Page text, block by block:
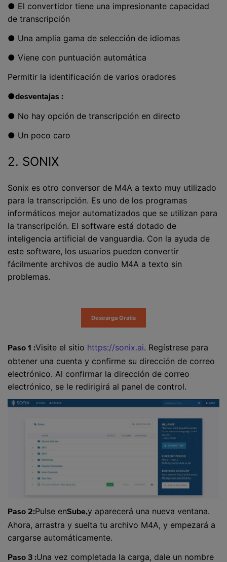
● El convertidor tiene una impresionante capacidad
de transcripción
● Una amplia gama de selección de idiomas
● Viene con puntuación automática
Permitir la identificación de varios oradores
●desventajas :
● No hay opción de transcripción en directo
● Un poco caro
2. SONIX
Sonix es otro conversor de M4A a texto muy utilizado
para la transcripción. Es uno de los programas
informáticos mejor automatizados que se utilizan para
la transcripción. El software está dotado de
inteligencia artificial de vanguardia. Con la ayuda de
este software, los usuarios pueden convertir
fácilmente archivos de audio M4A a texto sin
problemas.
Descarga Gratis
Paso 1 :Visite el sitio https://sonix.ai. Regístrese para
obtener una cuenta y confirme su dirección de correo
electrónico. Al confirmar la dirección de correo
electrónico, se le redirigirá al panel de control.
Paso 2:Pulse enSube,y aparecerá una nueva ventana.
Ahora, arrastra y suelta tu archivo M4A, y empezará a
cargarse automáticamente.
Paso 3 :Una vez completada la carga, dale un nombre